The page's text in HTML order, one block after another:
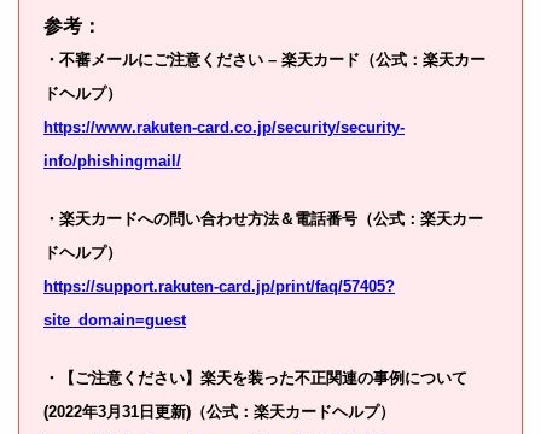
参考：
・不審メールにご注意ください – 楽天カード（公式：楽天カー
ドヘルプ）
https://www.rakuten-card.co.jp/security/security-
info/phishingmail/
・楽天カードへの問い合わせ方法＆電話番号（公式：楽天カー
ドヘルプ）
https://support.rakuten-card.jp/print/faq/57405?
site_domain=guest
・【ご注意ください】楽天を装った不正関連の事例について
(2022年3月31日更新)（公式：楽天カードヘルプ）